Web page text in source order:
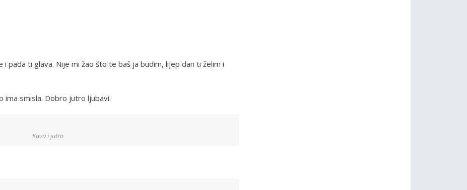
pada ti glava. Nije mi žao što te baš ja budim, lijep dan ti želim i
ima smisla. Dobro jutro ljubavi.
Kava i jutro